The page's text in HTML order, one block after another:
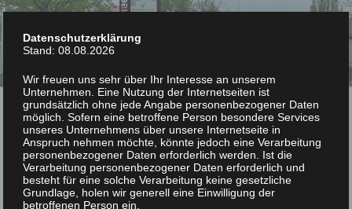
Zum
Inhalt
springenNOECKEL
Menü
UNSERE LEISTUNGEN
Datenschutzerklärung
Stand: 08.08.2026
Wir freuen uns sehr über Ihr Interesse an unserem
Unternehmen. Eine Nutzung der Internetseiten ist
grundsätzlich ohne jede Angabe personenbezogener Daten
möglich. Sofern eine betroffene Person besondere Services
unseres Unternehmens über unsere Internetseite in
Anspruch nehmen möchte, könnte jedoch eine Verarbeitung
personenbezogener Daten erforderlich werden. Ist die
Verarbeitung personenbezogener Daten erforderlich und
besteht für eine solche Verarbeitung keine gesetzliche
Grundlage, holen wir generell eine Einwilligung der
betroffenen Person ein.